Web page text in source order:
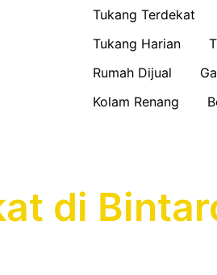
Tukang Terdekat
Tukang Harian
Rumah Dijual
Kolam Renang
di